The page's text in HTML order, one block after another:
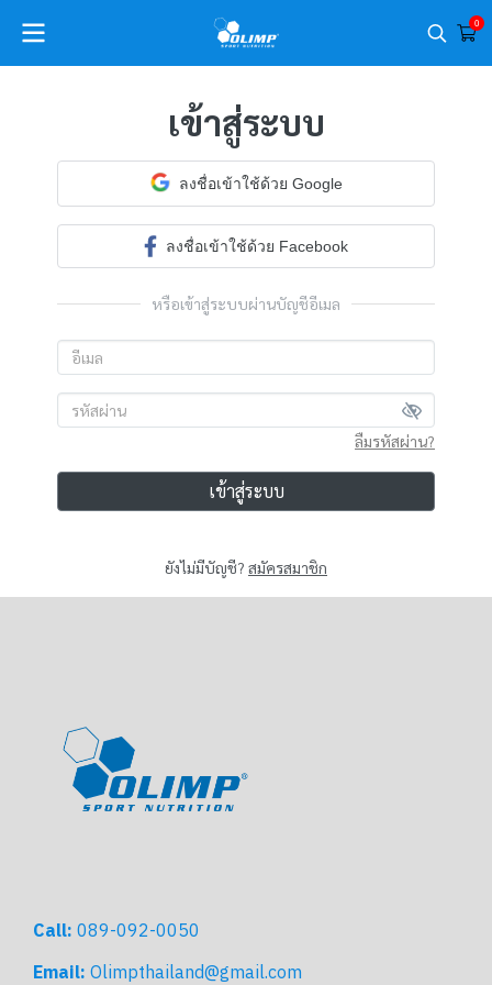
0
เข้าสู่ระบบ
ลงชื่อเข้าใช้ด้วย Google
ลงชื่อเข้าใช้ด้วย Facebook
หรือเข้าสู่ระบบผ่านบัญชีอีเมล
ลืมรหัสผ่าน?
เข้าสู่ระบบ
ยังไม่มีบัญชี? สมัครสมาชิก
Call: 089-092-0050
Email: Olimpthailand@gmail.com